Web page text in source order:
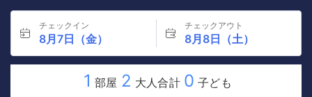
チェックイン
8月7日（金）
チェックアウト
8月8日（土）
1 部屋 2 大人合計 0 子ども